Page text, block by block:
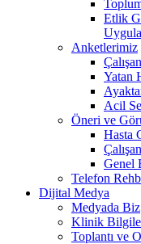
Etlik
Anketlerimiz
Yatan
Acil
Öneri ve
Hasta
Genel
Telefon
Dijital Medya
Medyada Biz
Klinik
Toplantı ve